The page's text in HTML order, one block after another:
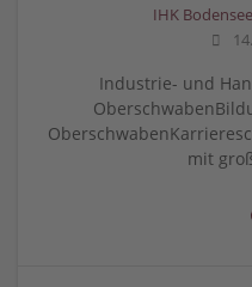
IHK
Industrie- und
mit